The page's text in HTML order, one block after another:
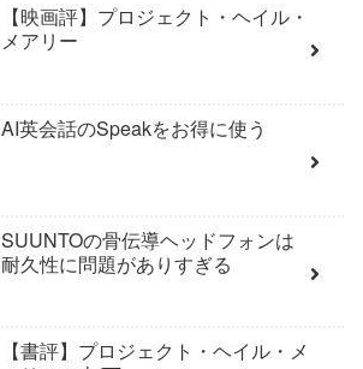
【映画評】プロジェクト・ヘイル・
メアリー
AI英会話のSpeakをお得に使う
SUUNTOの骨伝導ヘッドフォンは
耐久性に問題がありすぎる
【書評】プロジェクト・ヘイル・メ